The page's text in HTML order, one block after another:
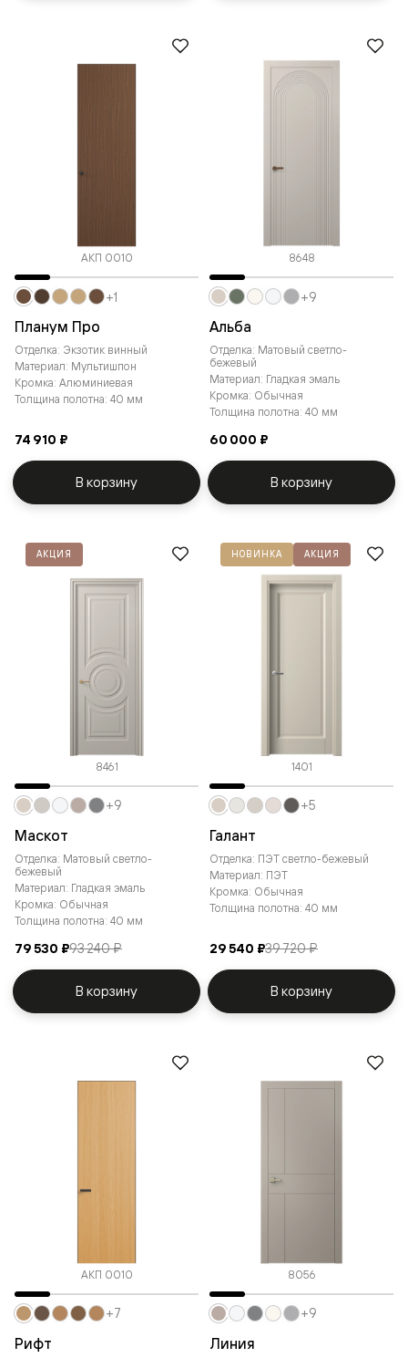
АКП 0010
Планум Про
Отделка: Экзотик винный
Материал: Мультишпон
Кромка: Алюминиевая
Толщина полотна: 40 мм
74 910 ₽
+1
В корзину
8648
Альба
Отделка: Матовый светло-
бежевый
Материал: Гладкая эмаль
Кромка: Обычная
Толщина полотна: 40 мм
60 000 ₽
+9
В корзину
АКЦИЯ
8461
Маскот
Отделка: Матовый светло-
бежевый
Материал: Гладкая эмаль
Кромка: Обычная
Толщина полотна: 40 мм
79 530 ₽93 240 ₽
+9
В корзину
НОВИНКА АКЦИЯ
1401
Галант
Отделка: ПЭТ светло-бежевый
Материал: ПЭТ
Кромка: Обычная
Толщина полотна: 40 мм
29 540 ₽39 720 ₽
+5
В корзину
АКП 0010
Рифт
+7
8056
Линия
+9